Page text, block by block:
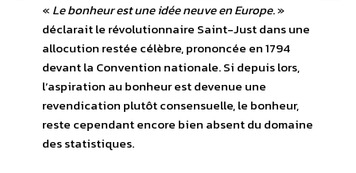
« Le bonheur est une idée neuve en Europe. »
déclarait le révolutionnaire Saint-Just dans une
allocution restée célèbre, prononcée en 1794
devant la Convention nationale. Si depuis lors,
l’aspiration au bonheur est devenue une
revendication plutôt consensuelle, le bonheur,
reste cependant encore bien absent du domaine
des statistiques.